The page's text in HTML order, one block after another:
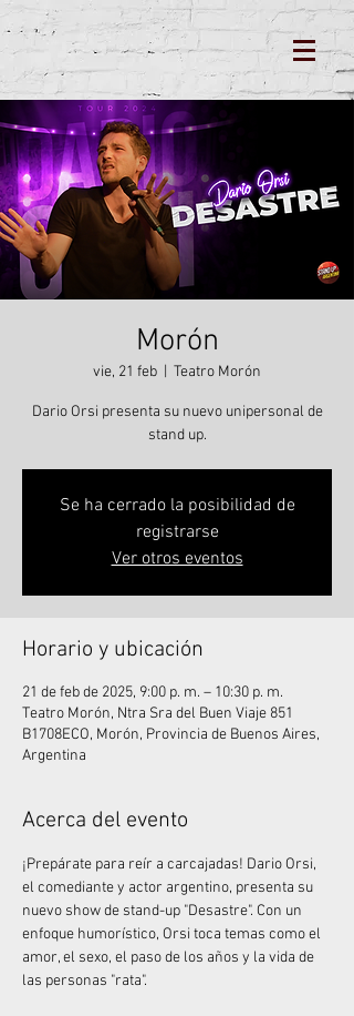
Morón
vie, 21 feb Teatro Morón
Dario Orsi presenta su nuevo unipersonal de
stand up.
Se ha cerrado la posibilidad de
registrarse
Ver otros eventos
Horario y ubicación
21 de feb de 2025, 9:00 p. m. – 10:30 p. m.
Teatro Morón, Ntra Sra del Buen Viaje 851
B1708ECO, Morón, Provincia de Buenos Aires,
Argentina
Acerca del evento
¡Prepárate para reír a carcajadas! Dario Orsi,
el comediante y actor argentino, presenta su
nuevo show de stand-up "Desastre". Con un
enfoque humorístico, Orsi toca temas como el
amor, el sexo, el paso de los años y la vida de
las personas "rata".